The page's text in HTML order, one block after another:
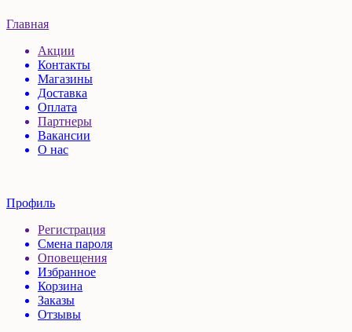
Главная
Акции
Контакты
Магазины
Доставка
Оплата
Партнеры
Вакансии
О нас
Профиль
Регистрация
Смена пароля
Оповещения
Избранное
Корзина
Заказы
Отзывы